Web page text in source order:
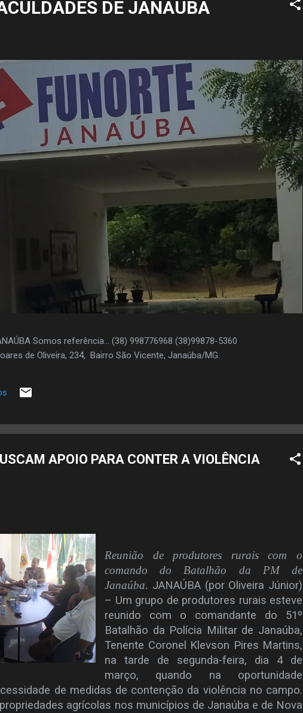
DE JANAÚBA
Somos referência... (38) 998776968 (38)99878-5360
de Oliveira, 234, Bairro São Vicente, Janaúba/MG.
APOIO PARA CONTER A VIOLÊNCIA
Reunião de produtores rurais com o
comando do Batalhão da PM de
Janaúba. JANAÚBA (por Oliveira Júnior)
– Um grupo de produtores rurais esteve
reunido com o comandante do 51º
Batalhão da Polícia Militar de Janaúba,
Tenente Coronel Klevson Pires Martins,
na tarde de segunda-feira, dia 4 de
março, quando na oportunidade
de medidas de contenção da violência no campo.
agrícolas nos municípios de Janaúba e de Nova